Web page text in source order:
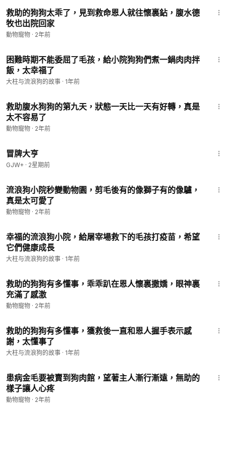
救助的狗狗太乖了，見到救命恩人就往懷裏鉆，腹水德
牧也出院回家
動物寵物 · 2年前
困難時期不能委屈了毛孩，給小院狗狗們煮一鍋肉肉拌
飯，太幸福了
大柱与流浪狗的故事 · 1年前
救助腹水狗狗的第九天，狀態一天比一天有好轉，真是
太不容易了
動物寵物 · 2年前
冒牌大亨
GJW+ · 2星期前
流浪狗小院秒變動物園，剪毛後有的像獅子有的像驢，
真是太可愛了
動物寵物 · 2年前
幸福的流浪狗小院，給屠宰場救下的毛孩打疫苗，希望
它們健康成長
大柱与流浪狗的故事 · 1年前
救助的狗狗有多懂事，乖乖趴在恩人懷裏撒嬌，眼神裏
充滿了感激
動物寵物 · 2年前
救助的狗狗有多懂事，獲救後一直和恩人握手表示感
謝，太懂事了
大柱与流浪狗的故事 · 1年前
患病金毛要被賣到狗肉館，望著主人漸行漸遠，無助的
樣子讓人心疼
動物寵物 · 2年前